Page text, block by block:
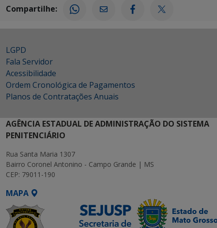
Compartilhe:
LGPD
Fala Servidor
Acessibilidade
Ordem Cronológica de Pagamentos
Planos de Contratações Anuais
AGÊNCIA ESTADUAL DE ADMINISTRAÇÃO DO SISTEMA
PENITENCIÁRIO
Rua Santa Maria 1307
Bairro Coronel Antonino - Campo Grande | MS
CEP: 79011-190
MAPA